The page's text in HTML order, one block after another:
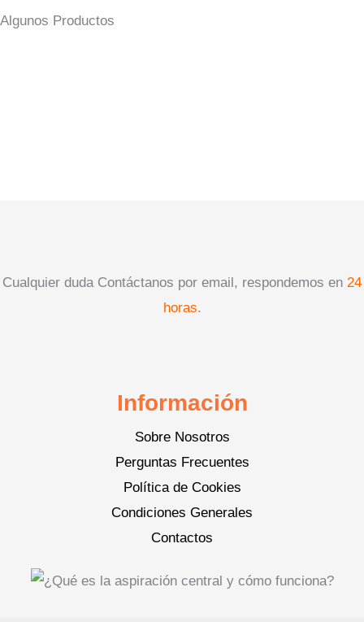
Algunos Productos
Cualquier duda Contáctanos por email, respondemos en 24
horas.
Información
Sobre Nosotros
Perguntas Frecuentes
Política de Cookies
Condiciones Generales
Contactos